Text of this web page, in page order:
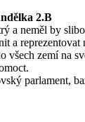
2.B
a neměl by
a reprezentovat
všech zemí na
parlament,